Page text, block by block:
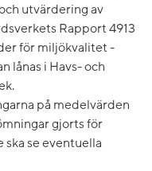
utvärdering av
Rapport 4913
för miljökvalitet -
lånas i Havs- och
på medelvärden
gjorts för
ska se eventuella